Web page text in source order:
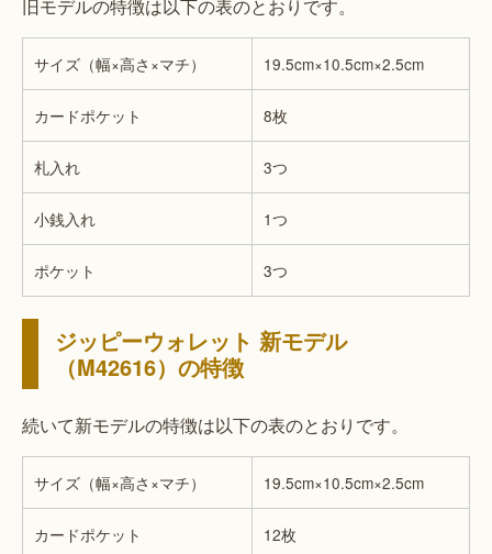
旧モデルの特徴は以下の表のとおりです。
サイズ（幅×高さ×マチ） 19.5cm×10.5cm×2.5cm
カードポケット 8枚
札入れ 3つ
小銭入れ 1つ
ポケット 3つ
ジッピーウォレット 新モデル
（M42616）の特徴
続いて新モデルの特徴は以下の表のとおりです。
サイズ（幅×高さ×マチ） 19.5cm×10.5cm×2.5cm
カードポケット 12枚